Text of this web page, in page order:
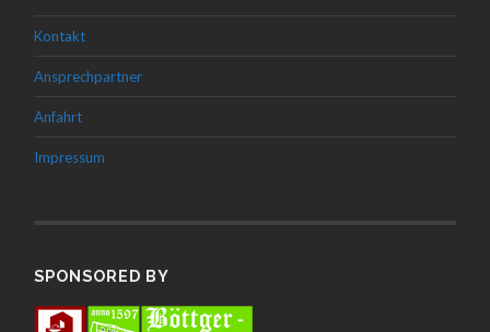
Kontakt
Ansprechpartner
Anfahrt
Impressum
SPONSORED BY